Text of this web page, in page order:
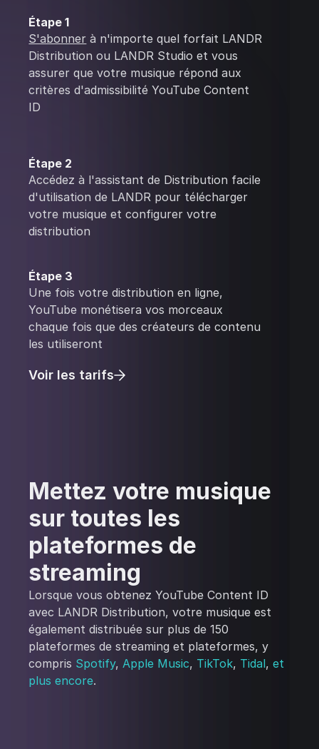
Étape 1
S'abonner à n'importe quel forfait LANDR
Distribution ou LANDR Studio et vous
assurer que votre musique répond aux
critères d'admissibilité YouTube Content
ID
Étape 2
Accédez à l'assistant de Distribution facile
d'utilisation de LANDR pour télécharger
votre musique et configurer votre
distribution
Étape 3
Une fois votre distribution en ligne,
YouTube monétisera vos morceaux
chaque fois que des créateurs de contenu
les utiliseront
Voir les tarifs
Mettez votre musique
sur toutes les
plateformes de
streaming
Lorsque vous obtenez YouTube Content ID
avec LANDR Distribution, votre musique est
également distribuée sur plus de 150
plateformes de streaming et plateformes, y
compris Spotify,Apple Music, TikTok, Tidal,et
plus encore.